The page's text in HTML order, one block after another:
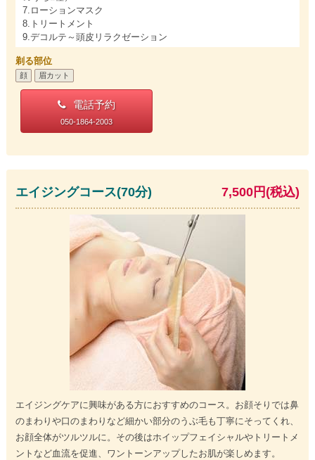
7.ローションマスク
8.トリートメント
9.デコルテ～頭皮リラクゼーション
剃る部位
顔 眉カット
電話予約
050-1864-2003
エイジングコース(70分) 7,500円(税込)
エイジングケアに興味がある方におすすめのコース。お顔そりでは鼻
のまわりや口のまわりなど細かい部分のうぶ毛も丁寧にそってくれ、
お顔全体がツルツルに。その後はホイップフェイシャルやトリートメ
ントなど血流を促進、ワントーンアップしたお肌が楽しめます。